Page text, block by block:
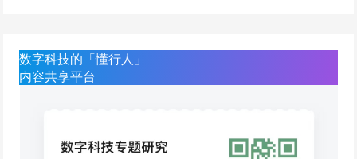
数字科技的「懂行人」
内容共享平台